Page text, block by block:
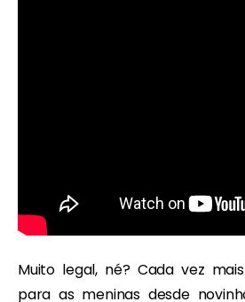
Muito legal, né? Cada vez
para as meninas desde